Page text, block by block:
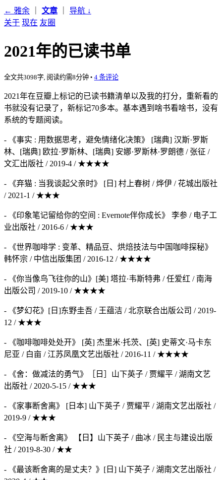
← 雅余 文章 导航 ↓
关于 现在 友圈
2021年的已读书单
全文共3098字, 阅读约需8分钟 • 4 条评论
2021年在豆瓣上标记的已读书籍清单以及我的打分，重新看的
书就没有记录了，新标记70多本。基本遇到啥书看啥书，没有
系统的专题阅读。
- 《事实 : 用数据思考，避免情绪化决策》 [瑞典] 汉斯·罗斯
林、[瑞典] 欧拉·罗斯林、[瑞典] 安娜·罗斯林·罗朗德 / 张征 /
文汇出版社 / 2019-4 / ★★★★
- 《弃猫 : 当我谈起父亲时》 [日] 村上春树 / 烨伊 / 花城出版社
/ 2021-1 / ★★★
- 《印象笔记留给你的空间 : Evernote伴你成长》 李参 / 电子工
业出版社 / 2016-6 / ★★★
- 《世界咖啡学 : 变革、精品豆、烘焙技法与中国咖啡探秘》
韩怀宗 / 中信出版集团 / 2016-12 / ★★★★
- 《你当像鸟飞往你的山》[美] 塔拉·韦斯特弗 / 任爱红 / 南海
出版公司 / 2019-10 / ★★★★
- 《梦幻花》[日]东野圭吾 / 王蕴洁 / 北京联合出版公司 / 2019-
12 / ★★★
- 《咖啡咖啡处处开》 [英] 杰里米·托茨、[英] 史蒂文·马卡东
尼亚 / 白亩 / 江苏凤凰文艺出版社 / 2016-11 / ★★★★
- 《舍：做减法的勇气》［日］山下英子 / 贾耀平 / 湖南文艺
出版社 / 2020-5-15 / ★★★
- 《家事断舍离》 [日本] 山下英子 / 贾耀平 / 湖南文艺出版社 /
2019-9 / ★★★
- 《空海与断舍离》 【日】山下英子 / 曲冰 / 民主与建设出版
社 / 2019-8-30 / ★★
- 《最该断舍离的是丈夫？》[日] 山下英子 / 湖南文艺出版社 /